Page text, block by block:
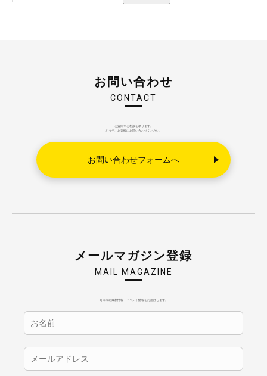
お問い合わせ
CONTACT
ご質問やご相談を承ります。
どうぞ、お気軽にお問い合わせください。
お問い合わせフォームへ
メールマガジン登録
MAIL MAGAZINE
町田市の最新情報・イベント情報をお届けします。